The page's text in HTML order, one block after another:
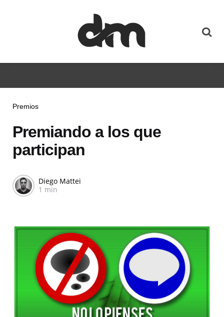
Premios
Premiando a los que
participan
Diego Mattei
1 min